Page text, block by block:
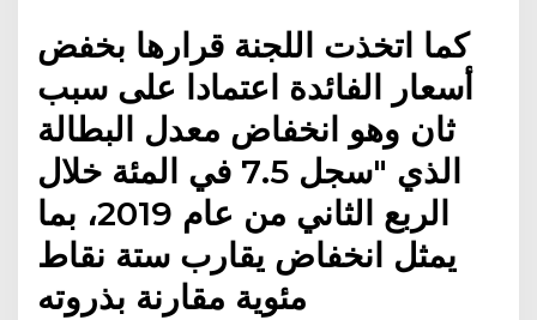
كما اتخذت اللجنة قرارها بخفض
أسعار الفائدة اعتمادا على سبب
ثان وهو انخفاض معدل البطالة
الذي "سجل 7.5 في المئة خلال
الربع الثاني من عام 2019، بما
يمثل انخفاض يقارب ستة نقاط
مئوية مقارنة بذروته